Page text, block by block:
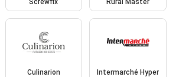
Screwfix Rural Master
Culinarion Intermarché Hyper